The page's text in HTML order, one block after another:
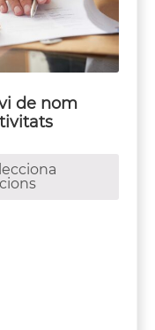
de nom